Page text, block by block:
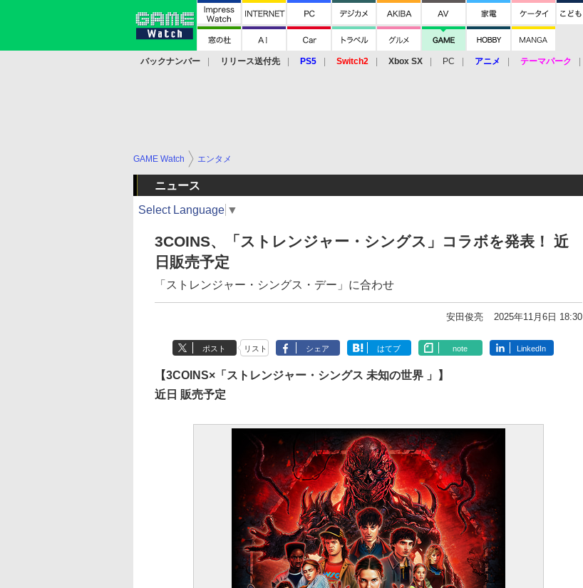
バックナンバー リリース送付先 PS5 Switch2 Xbox SX PC アニメ テーマパーク
GAME Watch エンタメ
ニュース
Select Language ▼
3COINS、「ストレンジャー・シングス」コラボを発表！ 近
日販売予定
「ストレンジャー・シングス・デー」に合わせ
安田俊亮 2025年11月6日 18:30
ポスト リスト シェア はてブ note LinkedIn
【3COINS×「ストレンジャー・シングス 未知の世界 」】
近日 販売予定